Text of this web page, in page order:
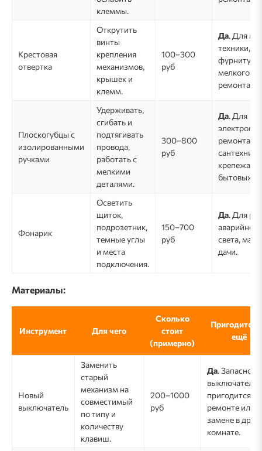
клеммы.
Крестовая
отвертка
Открутить
винты
крепления
механизмов,
крышек и
клемм.
100–300
руб
Да. Для
техники,
мелкого
ремонта.
Плоскогубцы с
изолированными
ручками
Удерживать,
сгибать и
подтягивать
провода,
работать с
мелкими
деталями.
300–800
руб
Да. Для
ремонта
крепежа и
бытовых
Фонарик
Осветить
щиток,
подрозетник,
темные углы
и места
подключения.
150–700
руб
Да. Для
аварийного
света,
дачи.
Материалы:
Инструмент Для чего
Сколько
стоит
(примерно)
Пригодится
ещё
Новый
выключатель
Заменить
старый
механизм на
совместимый
по типу и
количеству
клавиш.
200–1000
руб
Да. Запасной
выключатель
пригодится
ремонте или
замене в
комнате.